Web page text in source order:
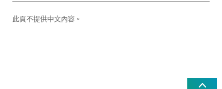
此頁不提供中文內容。